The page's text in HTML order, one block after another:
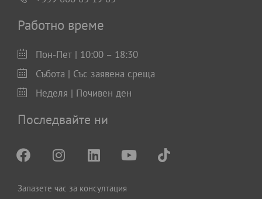
Работно време
Пон-Пет | 10:00 – 18:30
Събота | Със заявена среща
Неделя | Почивен ден
Последвайте ни
Запазете час за консултация